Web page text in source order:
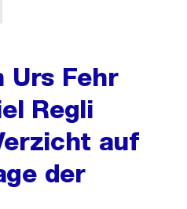
Urs Fehr
Regli
auf
der